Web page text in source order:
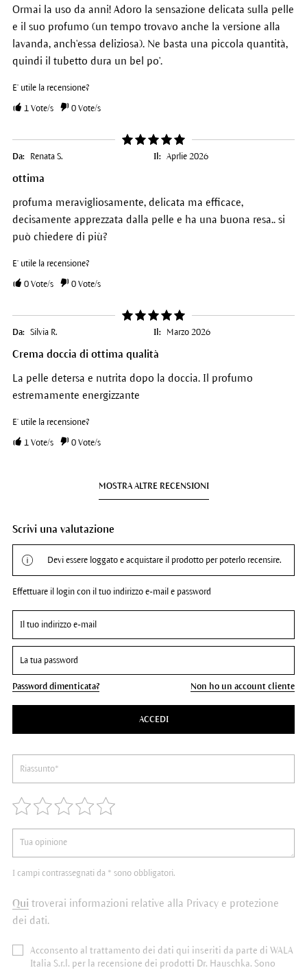
Ormai la uso da anni! Adoro la sensazione delicata sulla pelle
e il suo profumo (un tempo trovavo anche la versione alla
lavanda, anch'essa deliziosa). Ne basta una piccola quantità,
quindi il tubetto dura un bel po'.
E' utile la recensione?
1Vote/s 0Vote/s
Da: Renata S. Il: Aprlie 2026
ottima
profuma meravigliosamente, delicata ma efficace,
decisamente apprezzata dalla pelle e ha una buona resa.. si
può chiedere di più?
E' utile la recensione?
0Vote/s 0Vote/s
Da: Silvia R. Il: Marzo 2026
Crema doccia di ottima qualità
La pelle detersa e nutrita dopo la doccia. Il profumo
estremamente energizzante
E' utile la recensione?
1Vote/s 0Vote/s
MOSTRA ALTRE RECENSIONI
Scrivi una valutazione
Devi essere loggato e acquistare il prodotto per poterlo recensire.
Effettuare il login con il tuo indirizzo e-mail e password
Password dimenticata? Non ho un account cliente
ACCEDI
I campi contrassegnati da * sono obbligatori.
Qui troverai informazioni relative alla Privacy e protezione
dei dati.
Acconsento al trattamento dei dati qui inseriti da parte di WALA
Italia S.r.l. per la recensione dei prodotti Dr. Hauschka. Sono